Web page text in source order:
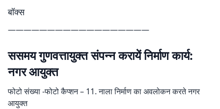
बॉक्स
——————————————————
ससमय गुणवत्तायुक्त संपन्न करायें निर्माण कार्य:
नगर आयुक्त
फोटो संख्या -फोटो कैप्शन – 11. नाला निर्माण का अवलोकन करते नगर
आयुक्त